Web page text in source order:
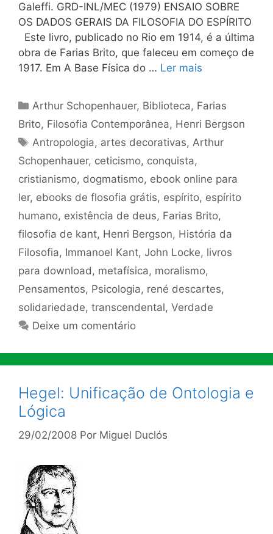
Galeffi. GRD-INL/MEC (1979) ENSAIO SOBRE
OS DADOS GERAIS DA FILOSOFIA DO ESPÍRITO
Este livro, publicado no Rio em 1914, é a última
obra de Farias Brito, que faleceu em começo de
1917. Em A Base Física do … Ler mais
Categorias
Arthur Schopenhauer, Biblioteca, Farias
Brito, Filosofia Contemporânea, Henri Bergson
Tags
Antropologia, artes decorativas,Arthur
Schopenhauer, ceticismo, conquista,
cristianismo, dogmatismo, ebook online para
ler, ebooks de flosofia grátis, espírito, espírito
humano, existência de deus, Farias Brito,
filosofia de kant, Henri Bergson, História da
Filosofia, Immanoel Kant, John Locke, livros
para download, metafísica, moralismo,
Pensamentos, Psicologia, rené descartes,
solidariedade, transcendental, Verdade
Deixe um comentário
Hegel: Unificação de Ontologia e
Lógica
29/02/2008 Por Miguel Duclós